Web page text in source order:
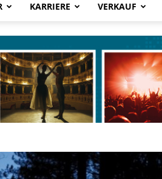
Frankfurter
KARRIERE VERKAUF